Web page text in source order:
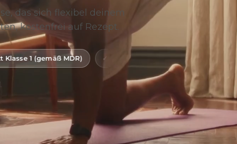
das sich flexibel deinem
kostenfrei auf Rezept.
Digitale Gesundheitsanwendung (DiGA)